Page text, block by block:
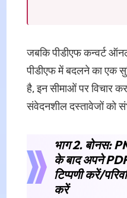
जबकि पीडीएफ कन्वर्ट
पीडीएफ में बदलने का एक
है, इन सीमाओं पर विचार
संवेदनशील दस्तावेजों को
भाग 2. बोनस:
के बाद अपने
टिप्पणी करें/
करें